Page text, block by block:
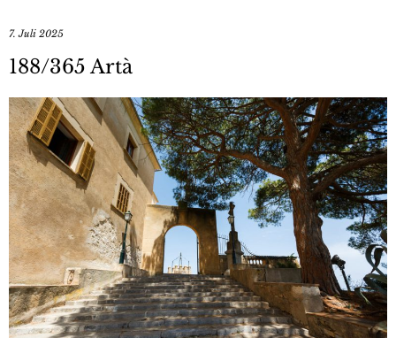
7. Juli 2025
188/365 Artà